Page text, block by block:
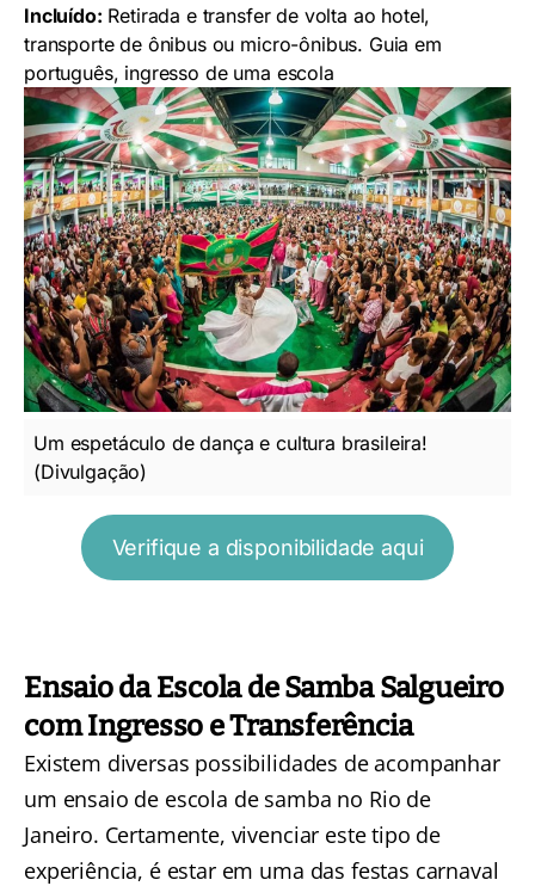
Incluído: Retirada e transfer de volta ao hotel,
transporte de ônibus ou micro-ônibus. Guia em
português, ingresso de uma escola
Um espetáculo de dança e cultura brasileira!
(Divulgação)
Verifique a disponibilidade aqui
Ensaio da Escola de Samba Salgueiro
com Ingresso e Transferência
Existem diversas possibilidades de acompanhar
um ensaio de escola de samba no Rio de
Janeiro. Certamente, vivenciar este tipo de
experiência, é estar em uma das festas carnaval